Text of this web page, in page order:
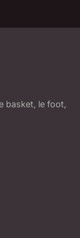
basket, le foot,